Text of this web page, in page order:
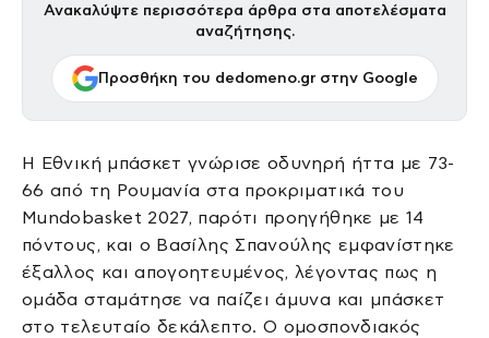
Ανακαλύψτε περισσότερα άρθρα στα αποτελέσματα
αναζήτησης.
Προσθήκη του dedomeno.gr στην Google
Η Εθνική μπάσκετ γνώρισε οδυνηρή ήττα με 73-
66 από τη Ρουμανία στα προκριματικά του
Mundobasket 2027, παρότι προηγήθηκε με 14
πόντους, και ο Βασίλης Σπανούλης εμφανίστηκε
έξαλλος και απογοητευμένος, λέγοντας πως η
ομάδα σταμάτησε να παίζει άμυνα και μπάσκετ
στο τελευταίο δεκάλεπτο. Ο ομοσπονδιακός